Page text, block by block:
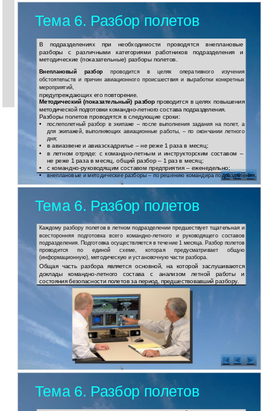
Тема 6. Разбор полетов
В подразделениях при необходимости проводятся внеплановые
разборы с различными категориями работников подразделения и
методические (показательные) разборы полетов.
Внеплановый разборпроводится в целях оперативного изучения
обстоятельств и причин авиационного происшествия и выработки конкретных
мероприятий,
предупреждающих его повторение.
Методический (показательный) разборпроводится в целях повышения
методической подготовкикомандно-летного состава подразделения.
Разборы полетов проводятся в следующие сроки:
•
послеполетный разбор в экипаже – после выполнения задания на полет, а
для экипажей, выполняющих авиационные работы, – по окончании летного
дня;
• в авиазвене и авиаэскадрилье – не реже 1 раза в месяц;
• в летном отряде: скомандно-летным и инструкторским составом –
не реже 1 раза в месяц, общий разбор – 1 раз в месяц;
•
с командно-руководящим составом предприятия – еженедельно;
• внеплановые и методические разборы – по решению командира подразделения.
Тема 6. Разбор полетов
Каждому разбору полетов в летном подразделении предшествует тщательная и
всесторонняя подготовка всего командно-летного и руководящего составов
подразделения. Подготовка осуществляется в течение 1 месяца. Разбор полетов
проводится по единой схеме, которая предусматривает общую
(информационную), методическую и установочную части разбора.
Общая часть разбора является основной, на которой заслушиваются
доклады командно-летного состава с анализом летной работы и
состояния безопасности полетов за период, предшествовавший разбору.
Тема 6. Разбор полетов